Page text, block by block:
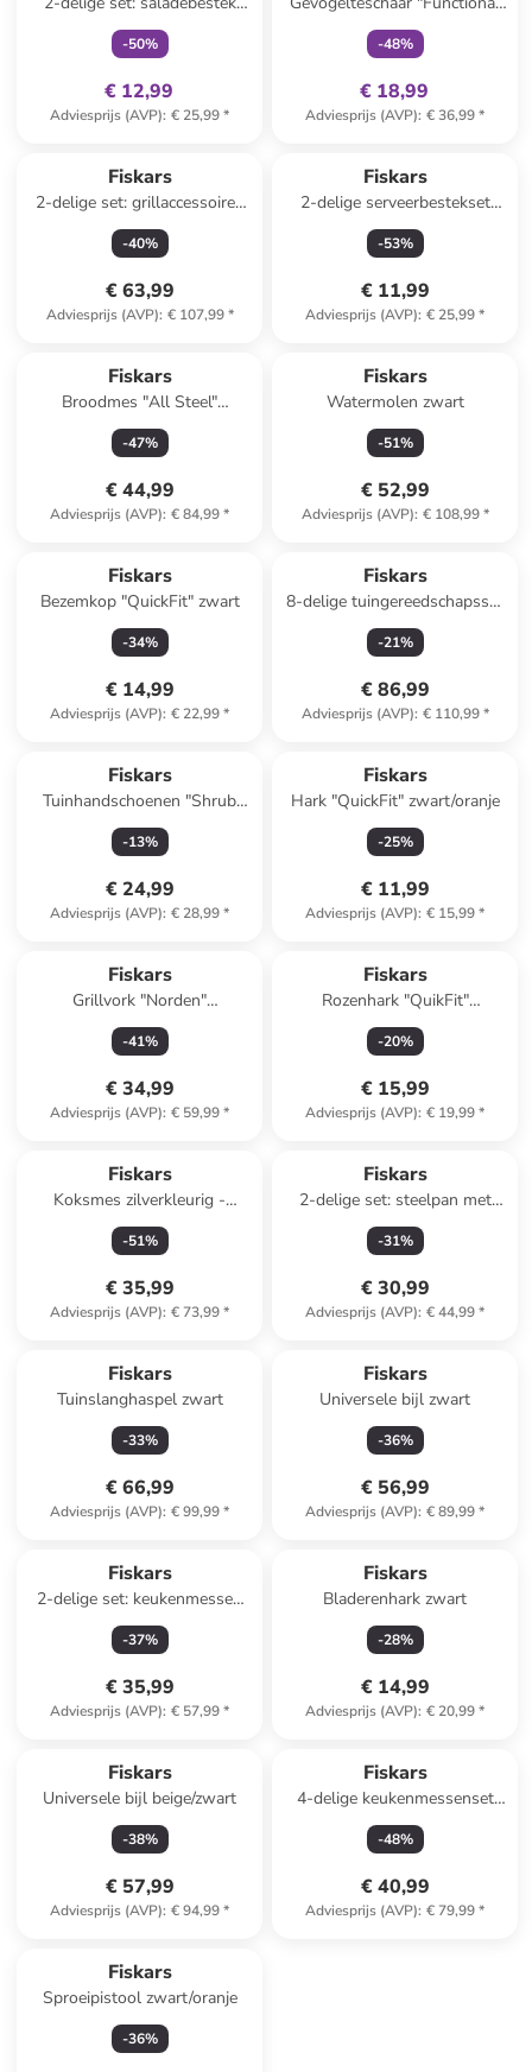
zilverkleurig - (L)22 cm
-50%
€ 12,99
Adviesprijs (AVP): € 25,99*
Form" groen - (H)25 cm
-48%
€ 18,99
Adviesprijs (AVP): € 36,99*
Fiskars
2-delige set: grillaccessoires
"Norden" zilverkleurig/bruin -
(L)44,1 cm
-40%
€ 63,99
Adviesprijs (AVP): € 107,99*
Fiskars
2-delige serveerbestekset
zilverkleurig
-53%
€ 11,99
Adviesprijs (AVP): € 25,99*
Fiskars
Broodmes "All Steel"
zilverkleurig - (L)20 cm
-47%
€ 44,99
Adviesprijs (AVP): € 84,99*
Fiskars
Watermolen zwart
-51%
€ 52,99
Adviesprijs (AVP): € 108,99*
Fiskars
Bezemkop "QuickFit" zwart
-34%
€ 14,99
Adviesprijs (AVP): € 22,99*
Fiskars
8-delige tuingereedschapsset
“Plant Care” zwart/oranje
-21%
€ 86,99
Adviesprijs (AVP): € 110,99*
Fiskars
Tuinhandschoenen "Shrub
Care" zwart
-13%
€ 24,99
Adviesprijs (AVP): € 28,99*
Fiskars
Hark "QuickFit" zwart/oranje
-25%
€ 11,99
Adviesprijs (AVP): € 15,99*
Fiskars
Grillvork "Norden"
bruin/zilverkleurig - (L)44,1 cm
-41%
€ 34,99
Adviesprijs (AVP): € 59,99*
Fiskars
Rozenhark "QuikFit"
zwart/oranje
-20%
€ 15,99
Adviesprijs (AVP): € 19,99*
Fiskars
Koksmes zilverkleurig -
(L)25,3 cm
-51%
€ 35,99
Adviesprijs (AVP): € 73,99*
Fiskars
2-delige set: steelpan met
deksel "FF" zilverkleurig - 1,5 l
-31%
€ 30,99
Adviesprijs (AVP): € 44,99*
Fiskars
Tuinslanghaspel zwart
-33%
€ 66,99
Adviesprijs (AVP): € 99,99*
Fiskars
Universele bijl zwart
-36%
€ 56,99
Adviesprijs (AVP): € 89,99*
Fiskars
2-delige set: keukenmessen
"Hard Edge"
zwart/zilverkleurig
-37%
€ 35,99
Adviesprijs (AVP): € 57,99*
Fiskars
Bladerenhark zwart
-28%
€ 14,99
Adviesprijs (AVP): € 20,99*
Fiskars
Universele bijl beige/zwart
-38%
€ 57,99
Adviesprijs (AVP): € 94,99*
Fiskars
4-delige keukenmessenset
"Functional Form"
lichtbruin/zwart
-48%
€ 40,99
Adviesprijs (AVP): € 79,99*
Fiskars
Sproeipistool zwart/oranje
-36%